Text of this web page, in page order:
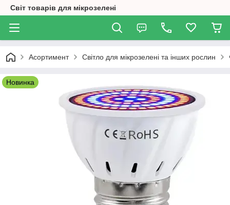
Світ товарів для мікрозелені
Асортимент Світло для мікрозелені та інших рослин
Новинка